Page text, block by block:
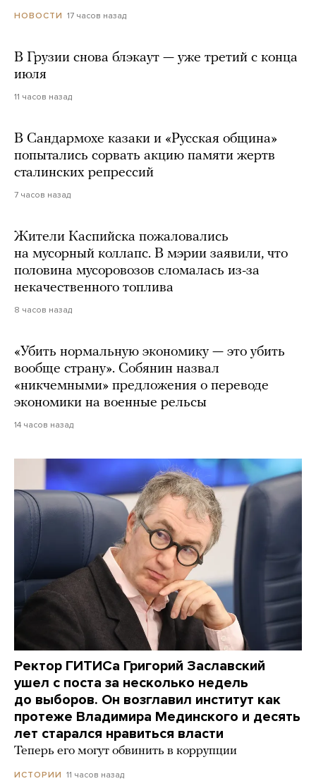
НОВОСТИ 17 часов назад
В Грузии снова блэкаут — уже третий с конца
июля
11 часов назад
В Сандармохе казаки и «Русская община»
попытались сорвать акцию памяти жертв
сталинских репрессий
7 часов назад
Жители Каспийска пожаловались
на мусорный коллапс. В мэрии заявили, что
половина мусоровозов сломалась из-за
некачественного топлива
8 часов назад
«Убить нормальную экономику — это убить
вообще страну». Собянин назвал
«никчемными» предложения о переводе
экономики на военные рельсы
14 часов назад
Ректор ГИТИСа Григорий Заславский
ушел с поста за несколько недель
до выборов. Он возглавил институт как
протеже Владимира Мединского и десять
лет старался нравиться власти
Теперь его могут обвинить в коррупции
ИСТОРИИ 11 часов назад